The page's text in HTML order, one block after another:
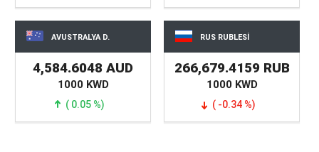
AVUSTRALYA D.
4,584.6048 AUD
1000 KWD
( 0.05 %)
RUS RUBLESİ
266,679.4159 RUB
1000 KWD
( -0.34 %)